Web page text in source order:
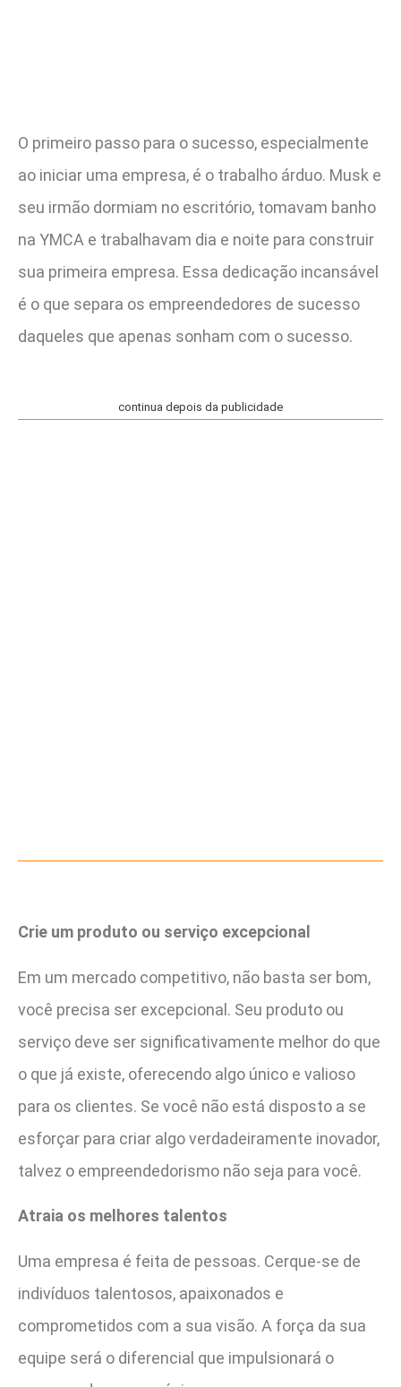
O primeiro passo para o sucesso, especialmente
ao iniciar uma empresa, é o trabalho árduo. Musk e
seu irmão dormiam no escritório, tomavam banho
na YMCA e trabalhavam dia e noite para construir
sua primeira empresa. Essa dedicação incansável
é o que separa os empreendedores de sucesso
daqueles que apenas sonham com o sucesso.
continua depois da publicidade
Crie um produto ou serviço excepcional
Em um mercado competitivo, não basta ser bom,
você precisa ser excepcional. Seu produto ou
serviço deve ser significativamente melhor do que
o que já existe, oferecendo algo único e valioso
para os clientes. Se você não está disposto a se
esforçar para criar algo verdadeiramente inovador,
talvez o empreendedorismo não seja para você.
Atraia os melhores talentos
Uma empresa é feita de pessoas. Cerque-se de
indivíduos talentosos, apaixonados e
comprometidos com a sua visão. A força da sua
equipe será o diferencial que impulsionará o